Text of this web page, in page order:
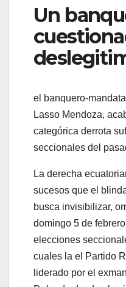
Un
el banquero-
Lasso Mendoza,
categórica derrota
seccionales del
La derecha
sucesos que el
busca invisibilizar,
domingo 5 de
elecciones
cuales la el Partido
liderado por el